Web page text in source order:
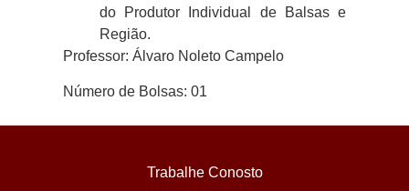
do Produtor Individual de Balsas e
Região.
Professor: Álvaro Noleto Campelo
Número de Bolsas: 01
Trabalhe Conosto